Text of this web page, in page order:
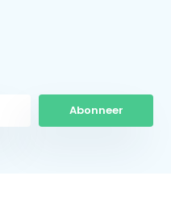
Abonneer